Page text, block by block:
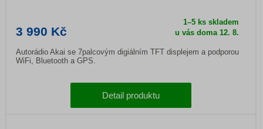
3 990 Kč
1–5 ks skladem
u vás doma12. 8.
Autorádio Akai se 7palcovým digiálním TFT displejem a podporou
WiFi, Bluetooth a GPS.
Detail produktu